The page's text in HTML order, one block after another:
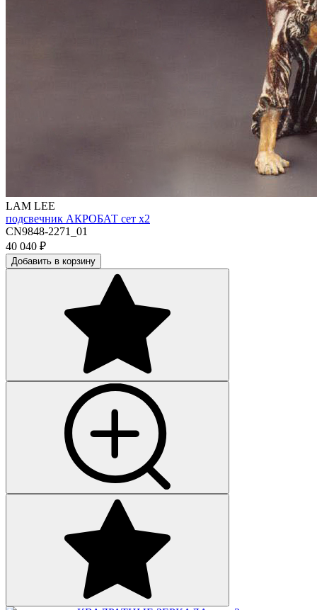
LAM LEE
подсвечник АКРОБАТ сет х2
CN9848-2271_01
40 040 ₽
Добавить в корзину